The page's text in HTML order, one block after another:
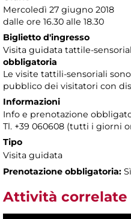
Mercoledì 27 giugno 2018
dalle ore 16.30 alle 18.30
Biglietto d'ingresso
Visita guidata tattile-
obbligatoria
Le visite tattili-sensoriali
pubblico dei visitatori con
Informazioni
Info e prenotazione
Tl. +39 060608 (tutti i giorni
Tipo
Visita guidata
Prenotazione obbligatoria: Sì
Attività correlate